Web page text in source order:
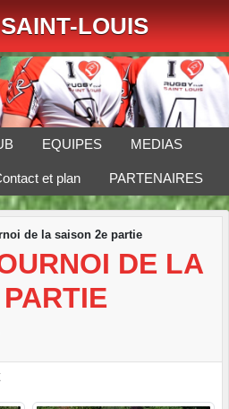
LOUIS
EQUIPES MEDIAS
et plan PARTENAIRES
de la saison 2e partie
DE LA